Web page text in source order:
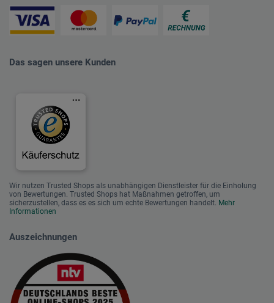
Das sagen unsere Kunden
Wir nutzen Trusted Shops als unabhängigen Dienstleister für die Einholung
von Bewertungen. Trusted Shops hat Maßnahmen getroffen, um
sicherzustellen, dass es es sich um echte Bewertungen handelt. Mehr
Informationen
Auszeichnungen